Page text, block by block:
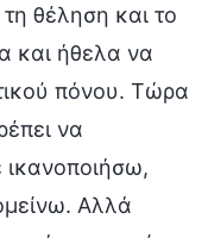
θέληση και το
και ήθελα να
πόνου. Τώρα
να
Αλλά